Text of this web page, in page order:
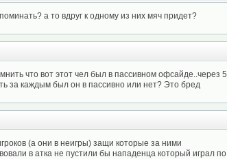
а то вдруг к одному из них мяч придет?
что вот этот чел был в пассивном офсайде..через 5
за каждым был он в пассивно или нет? Это бред
(а они в неигры) защи которые за ними
в атка не пустили бы нападенца который играл по